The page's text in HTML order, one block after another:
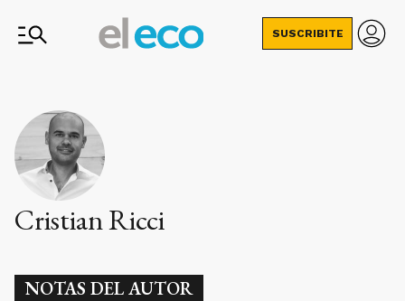
SUSCRIBITE
Cristian Ricci
NOTAS DEL AUTOR